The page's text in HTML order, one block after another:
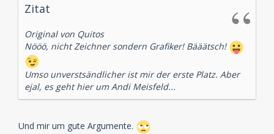
Zitat
Original von Quitos
Nööö, nicht Zeichner sondern Grafiker! Bääätsch!
Umso unverstsändlicher ist mir der erste Platz. Aber
ejal, es geht hier um Andi Meisfeld...
Und mir um gute Argumente.